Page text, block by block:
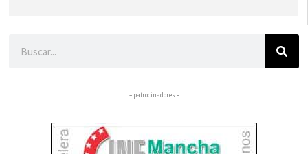
– patrocinadores –